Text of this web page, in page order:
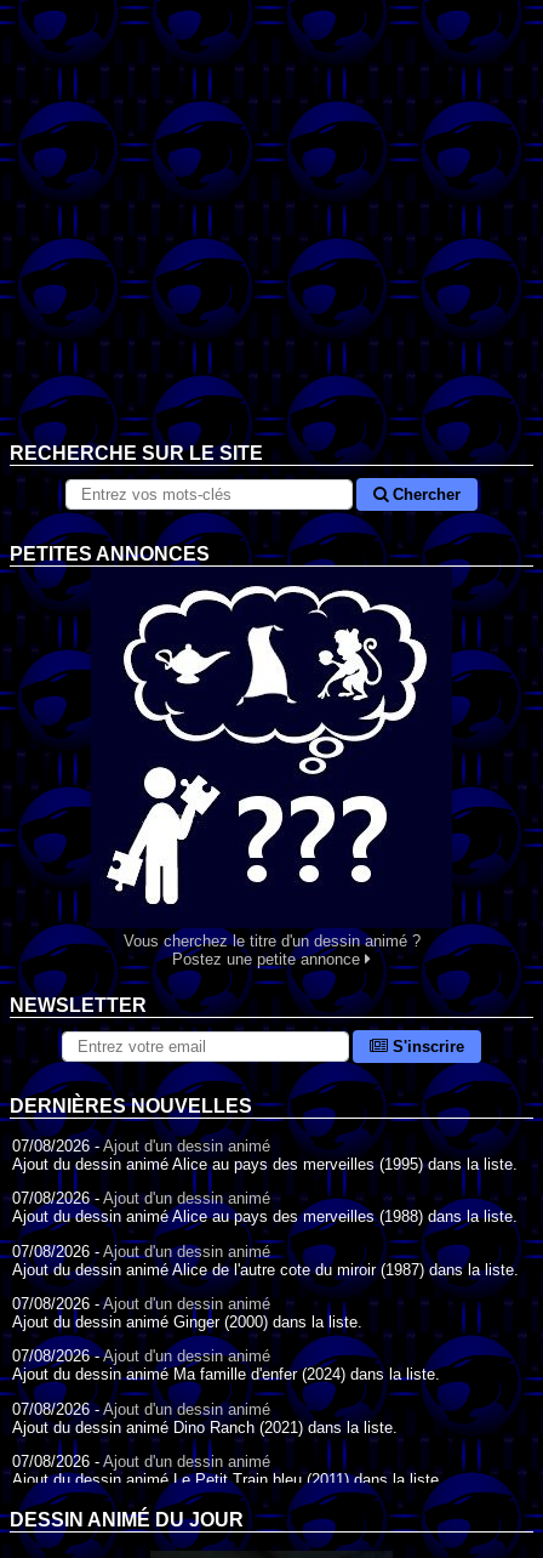
RECHERCHE SUR LE SITE
Chercher
PETITES ANNONCES
Vous cherchez le titre d'un dessin animé ?
Postez une petite annonce
NEWSLETTER
S'inscrire
DERNIÈRES NOUVELLES
07/08/2026 -Ajout d'un dessin animé
Ajout du dessin animé Alice au pays des merveilles (1995) dans la liste.
07/08/2026 -Ajout d'un dessin animé
Ajout du dessin animé Alice au pays des merveilles (1988) dans la liste.
07/08/2026 - Ajout d'un dessin animé
Ajout du dessin animé Alice de l'autre cote du miroir (1987) dans la liste.
07/08/2026 -Ajout d'un dessin animé
Ajout du dessin animé Ginger (2000) dans la liste.
07/08/2026 -Ajout d'un dessin animé
Ajout du dessin animé Ma famille d'enfer (2024) dans la liste.
07/08/2026 -Ajout d'un dessin animé
Ajout du dessin animé Dino Ranch (2021) dans la liste.
07/08/2026 - Ajout d'un dessin animé
Ajout du dessin animé Le Petit Train bleu (2011) dans la liste.
07/08/2026 - Ajout d'un dessin animé
Ajout du dessin animé Agent Spécial Oso (2009) dans la liste.
DESSIN ANIMÉ DU JOUR